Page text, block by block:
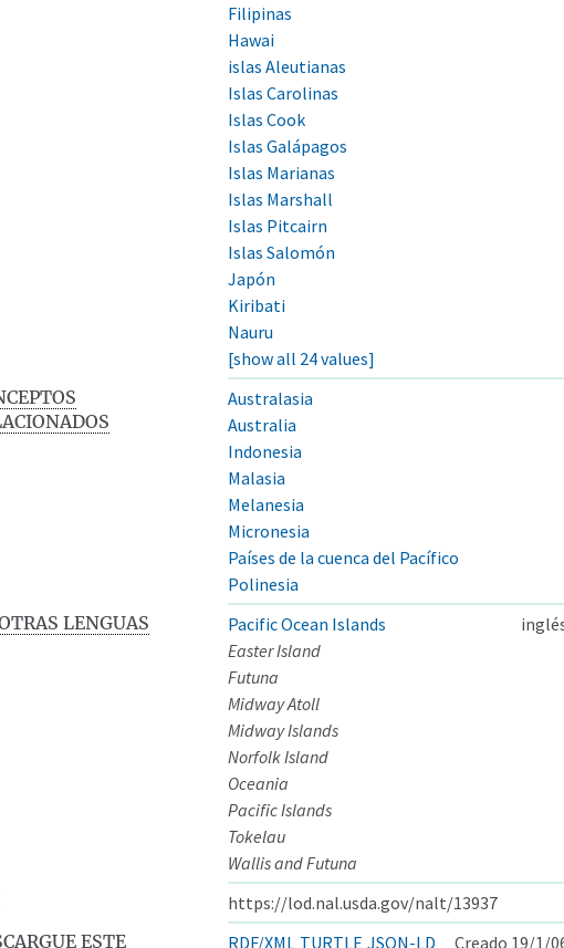
Filipinas
Hawai
islas Aleutianas
Islas Carolinas
Islas Cook
Islas Galápagos
Islas Marianas
Islas Marshall
Islas Pitcairn
Islas Salomón
Japón
Kiribati
Nauru
[show all 24 values]
Australasia
Australia
Indonesia
Malasia
Melanesia
Micronesia
Países de la cuenca del Pacífico
Polinesia
LENGUAS
Pacific Ocean Islands
Easter Island
Futuna
Midway Atoll
Midway Islands
Norfolk Island
Oceania
Pacific Islands
Tokelau
Wallis and Futuna
https://lod.nal.usda.gov/nalt/13937
ESTE
RDF/XML TURTLE JSON-LD Creado 19/1/